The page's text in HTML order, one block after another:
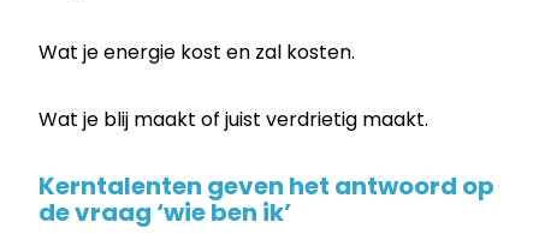
Wat je energie kost en zal kosten.
Wat je blij maakt of juist verdrietig maakt.
Kerntalenten geven het antwoord op
de vraag ‘wie ben ik’